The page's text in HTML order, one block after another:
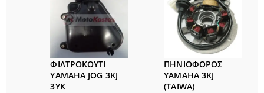
ΦΙΛΤΡΟΚΟΥΤΙ
YAMAHA JOG 3KJ
3YK
ΠΗΝΙΟΦΟΡΟΣ
YAMAHA 3KJ
(TAIWA)